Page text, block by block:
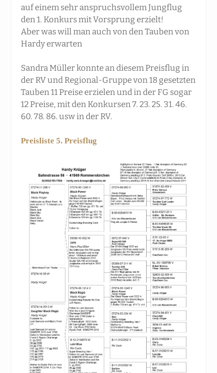
auf einem sehr anspruchsvollem Jungflug
den 1. Konkurs mit Vorsprung erzielt!
Aber was will man auch von den Tauben von
Hardy erwarten
Sandra Müller konnte an diesem Preisflug in
der RV und Regional-Gruppe von 18 gesetzten
Tauben 11 Preise erzielen und in der FG sogar
12 Preise, mit den Konkursen 7. 23. 25. 31. 46.
60. 78. 86. usw in der RV.
Preisliste 5. Preisflug